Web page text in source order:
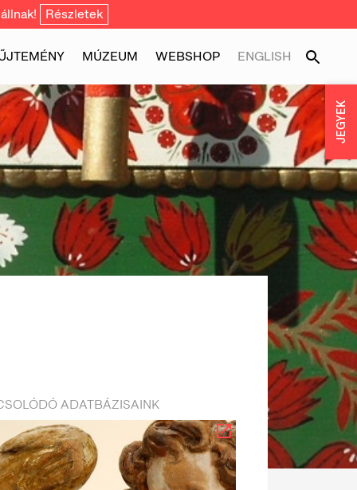
Részletek
MÚZEUM WEBSHOP ENGLISH
ADATBÁZISAINK
JEGYEK